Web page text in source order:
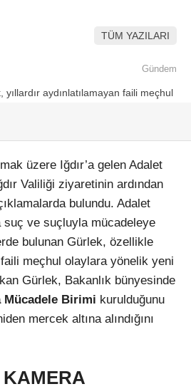
TÜM YAZILARI
Gündem
üzere Iğdır’a gelen Adalet
Valiliği ziyaretinin ardından
bulundu. Adalet
suç ve suçluyla mücadeleye
bulunan Gürlek, özellikle
meçhul olaylara yönelik yeni
Gürlek, Bakanlık bünyesinde
Mücadele Birimi kurulduğunu
mercek altına alındığını
KAMERA